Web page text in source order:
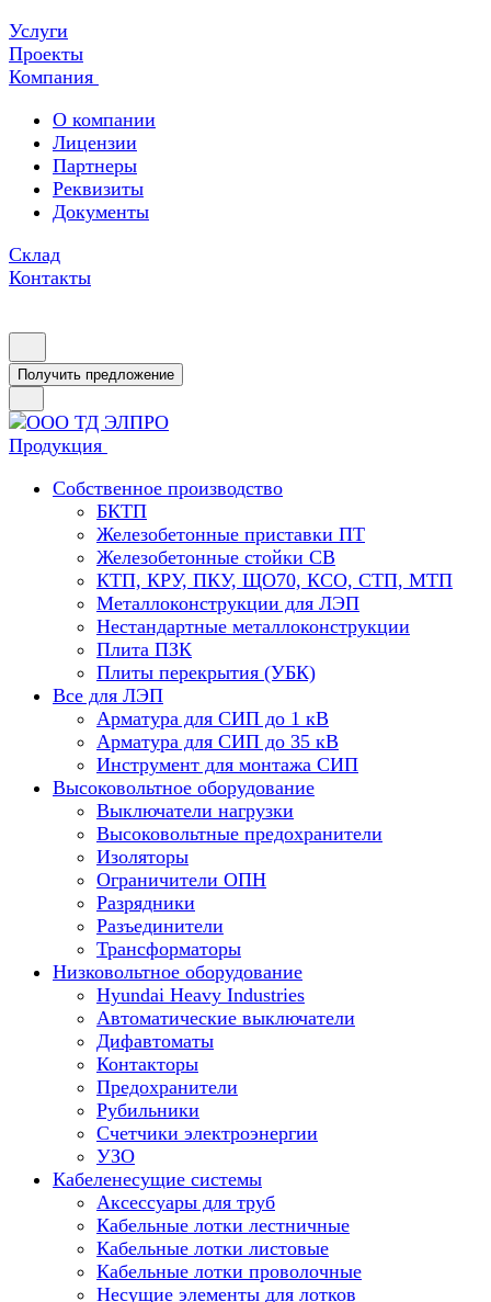
Услуги
Проекты
Компания
О компании
Лицензии
Партнеры
Реквизиты
Документы
Склад
Контакты
Получить предложение
Продукция
Собственное производство
БКТП
Железобетонные приставки ПТ
Железобетонные стойки СВ
КТП, КРУ, ПКУ, ЩО70, КСО, СТП, МТП
Металлоконструкции для ЛЭП
Нестандартные металлоконструкции
Плита ПЗК
Плиты перекрытия (УБК)
Все для ЛЭП
Арматура для СИП до 1 кВ
Арматура для СИП до 35 кВ
Инструмент для монтажа СИП
Высоковольтное оборудование
Выключатели нагрузки
Высоковольтные предохранители
Изоляторы
Ограничители ОПН
Разрядники
Разъединители
Трансформаторы
Низковольтное оборудование
Hyundai Heavy Industries
Автоматические выключатели
Дифавтоматы
Контакторы
Предохранители
Рубильники
Счетчики электроэнергии
УЗО
Кабеленесущие системы
Аксессуары для труб
Кабельные лотки лестничные
Кабельные лотки листовые
Кабельные лотки проволочные
Несущие элементы для лотков